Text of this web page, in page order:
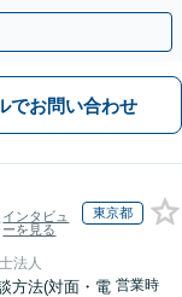
間対応】
でお問い合わせ
インタビュ
ーを見る
東京都
法人
方法(対面・電 営業時